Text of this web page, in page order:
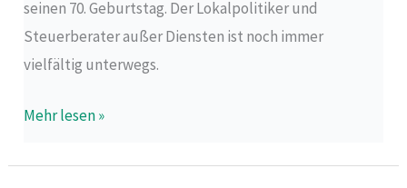
seinen 70. Geburtstag. Der Lokalpolitiker und
Steuerberater außer Diensten ist noch immer
vielfältig unterwegs.
Mehr lesen »